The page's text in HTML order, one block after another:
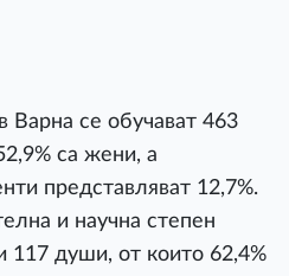
Варна се обучават 463
са жени, а
представляват 12,7%.
и научна степен
117 души, от които 62,4%